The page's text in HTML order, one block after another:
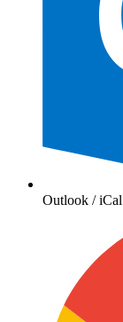
Outlook / iCal